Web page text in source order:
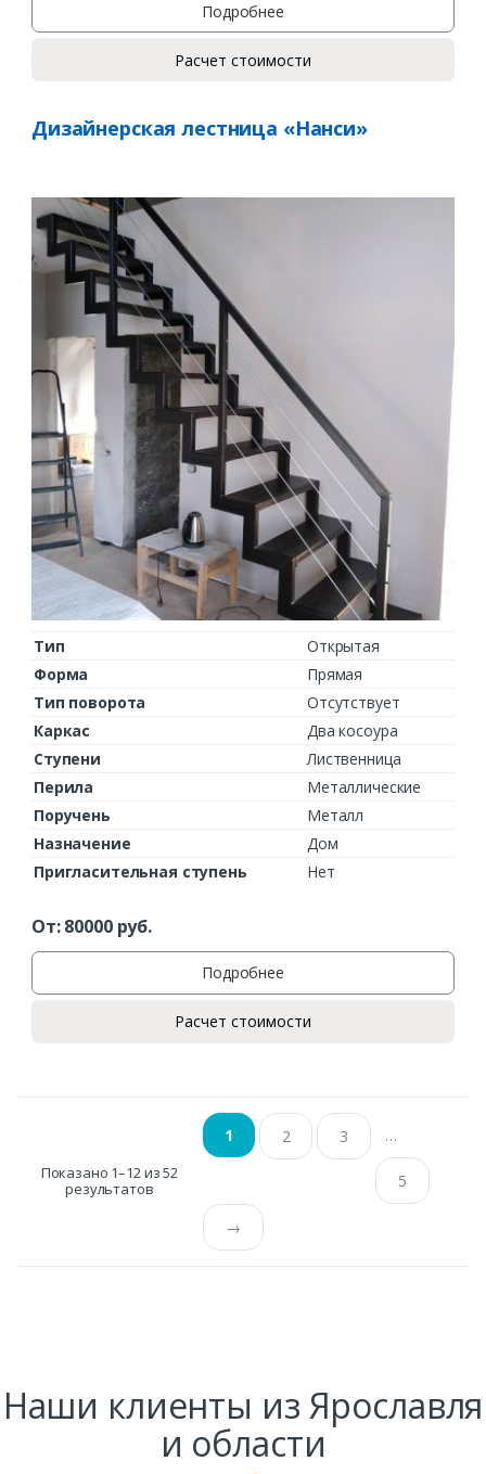
Подробнее
Расчет стоимости
Дизайнерская лестница «Нанси»
Тип
Открытая
Форма
Прямая
Тип поворота
Отсутствует
Каркас
Два косоура
Ступени
Лиственница
Перила
Металлические
Поручень
Металл
Назначение
Дом
Пригласительная ступень
Нет
От:80000руб.
Подробнее
Расчет стоимости
Показано 1–12 из 52
результатов
1 2 3 …
5
→
Наши клиенты из Ярославля
и области